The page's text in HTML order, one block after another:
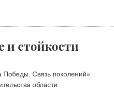
и стойкости
Победы. Связь поколений»
области